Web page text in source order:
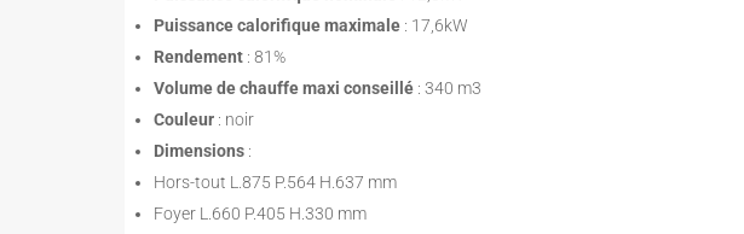
Puissance calorifique maximale : 17,6kW
Rendement : 81%
Volume de chauffe maxi conseillé : 340 m3
Couleur : noir
Dimensions :
Hors-tout L.875 P.564 H.637 mm
Foyer L.660 P.405 H.330 mm